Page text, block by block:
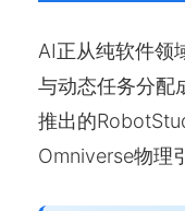
AI正从纯软件领
与动态任务分配
推出的
Omniverse物理